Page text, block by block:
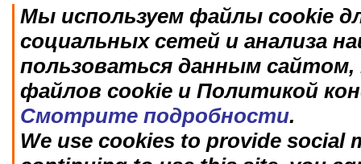
Мы используем файлы cookie
социальных сетей и анализа
пользоваться данным
файлов cookie и Политикой
Смотрите подробности.
We use cookies to provide social